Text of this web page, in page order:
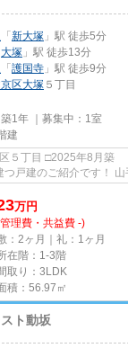
「 新大塚 」駅 徒歩5分
大塚 」駅 徒歩13分
「 護国寺 」駅 徒歩9分
区大塚 ５丁目
1年 ｜募集中： 1室
建
上3階建て 新
す！ 山手線・有楽町線も徒歩圏
万円
理費・共益費 -)
：2ヶ月｜礼：1ヶ月
在階：1-3階
取り：3LDK
積：56.97㎡
ト動坂